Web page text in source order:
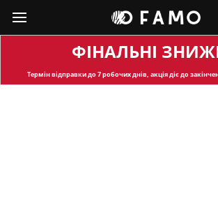
ФІНАЛЬНІ
Термін відправкидо 7 робочих днів, акція діє до